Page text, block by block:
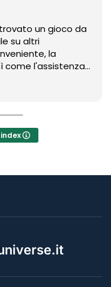
un gioco da
su altri
la
come l'assistenza
Un riferimento